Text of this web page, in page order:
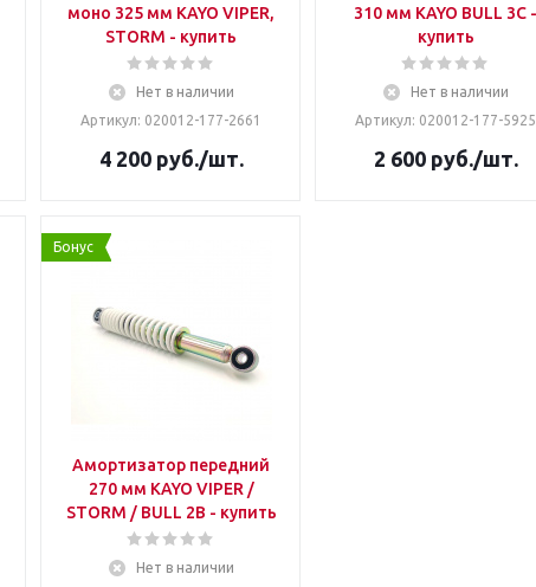
моно 325 мм KAYO VIPER,
STORM - купить
Нет в наличии
Артикул: 020012-177-2661
4 200руб./шт.
310 мм KAYO BULL 3С -
купить
Нет в наличии
Артикул: 020012-177-5925
2 600руб./шт.
Бонус
Амортизатор передний
270 мм KAYO VIPER /
STORM / BULL 2B - купить
Нет в наличии